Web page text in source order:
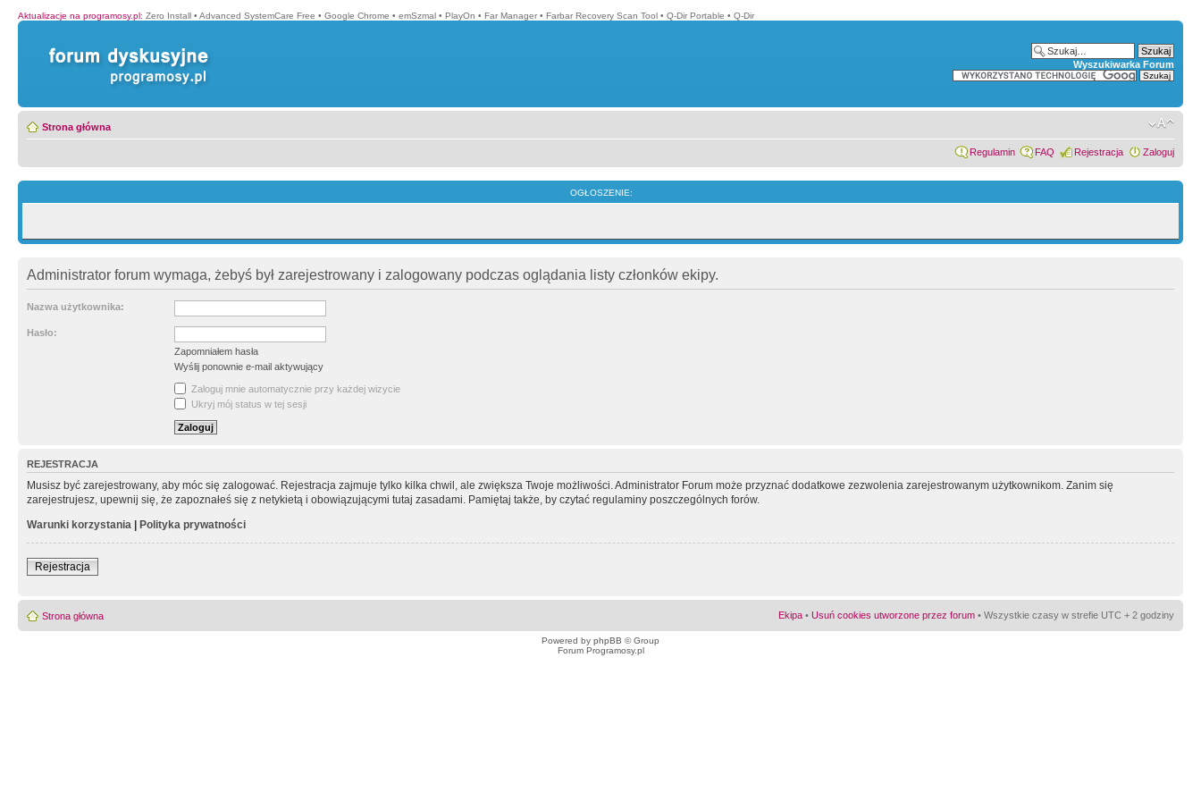
Aktualizacje na programosy.pl: Zero Install • Advanced SystemCare Free • Google Chrome • emSzmal • PlayOn • Far Manager • Farbar Recovery Scan Tool • Q-Dir Portable • Q-Dir
Wyszukiwarka Forum
Strona główna
Regulamin FAQ Rejestracja Zaloguj
OGŁOSZENIE:
Administrator forum wymaga, żebyś był zarejestrowany i zalogowany podczas oglądania listy członków ekipy.
Nazwa użytkownika:
Hasło:
Zapomniałem hasła
Wyślij ponownie e-mail aktywujący
Zaloguj mnie automatycznie przy każdej wizycie
Ukryj mój status w tej sesji
REJESTRACJA
Musisz być zarejestrowany, aby móc się zalogować. Rejestracja zajmuje tylko kilka chwil, ale zwiększa Twoje możliwości. Administrator Forum może przyznać dodatkowe zezwolenia zarejestrowanym użytkownikom. Zanim się
zarejestrujesz, upewnij się, że zapoznałeś się z netykietą i obowiązującymi tutaj zasadami. Pamiętaj także, by czytać regulaminy poszczególnych forów.
Warunki korzystania | Polityka prywatności
Rejestracja
Strona główna Ekipa • Usuń cookies utworzone przez forum • Wszystkie czasy w strefie UTC + 2 godziny
Powered by phpBB © Group
Forum Programosy.pl